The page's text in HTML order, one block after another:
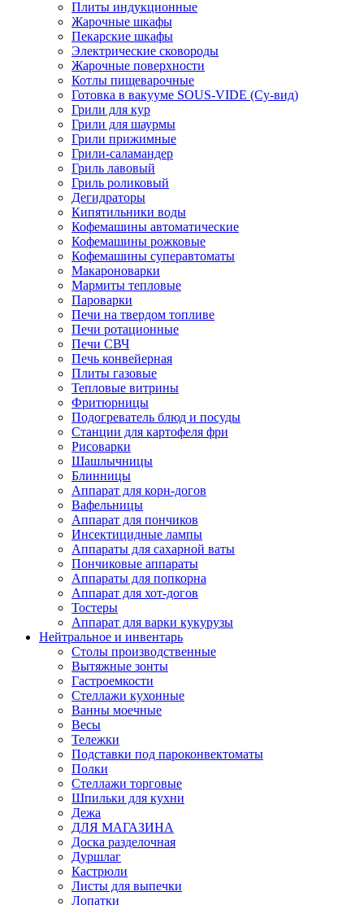
Плиты индукционные
Жарочные шкафы
Пекарские шкафы
Электрические сковороды
Жарочные поверхности
Котлы пищеварочные
Готовка в вакууме SOUS-VIDE (Су-вид)
Грили для кур
Грили для шаурмы
Грили прижимные
Грили-саламандер
Гриль лавовый
Гриль роликовый
Дегидраторы
Кипятильники воды
Кофемашины автоматические
Кофемашины рожковые
Кофемашины суперавтоматы
Макароноварки
Мармиты тепловые
Пароварки
Печи на твердом топливе
Печи ротационные
Печи СВЧ
Печь конвейерная
Плиты газовые
Тепловые витрины
Фритюрницы
Подогреватель блюд и посуды
Станции для картофеля фри
Рисоварки
Шашлычницы
Блинницы
Аппарат для корн-догов
Вафельницы
Аппарат для пончиков
Инсектицидные лампы
Аппараты для сахарной ваты
Пончиковые аппараты
Аппараты для попкорна
Аппарат для хот-догов
Тостеры
Аппарат для варки кукурузы
Нейтральное и инвентарь
Столы производственные
Вытяжные зонты
Гастроемкости
Стеллажи кухонные
Ванны моечные
Весы
Тележки
Подставки под пароконвектоматы
Полки
Стеллажи торговые
Шпильки для кухни
Дежа
ДЛЯ МАГАЗИНА
Доска разделочная
Дуршлаг
Кастрюли
Листы для выпечки
Лопатки